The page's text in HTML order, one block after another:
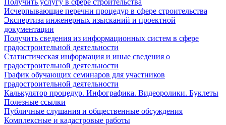
Исчерпывающие перечни процедур в сфере строительства
Экспертиза инженерных изысканий и проектной
документации
Получить сведения из информационных систем в сфере
градостроительной деятельности
Статистическая информация и иные сведения о
градостроительной деятельности
График обучающих семинаров для участников
градостроительной деятельности
Калькулятор процедур. Инфографика. Видеоролики. Буклеты
Полезные ссылки
Публичные слушания и общественные обсуждения
Комплексные и кадастровые работы